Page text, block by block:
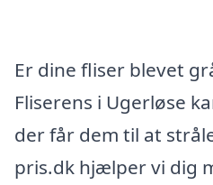
Er dine fliser blevet
Fliserens i Ugerløse
der får dem til at
pris.dk hjælper vi dig